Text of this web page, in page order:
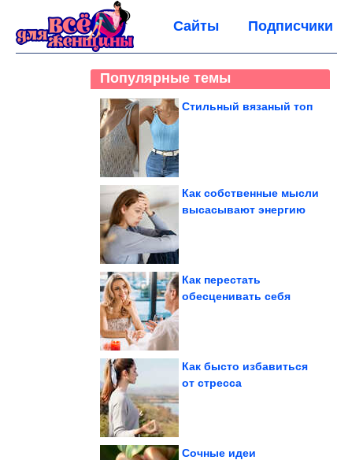
Сайты Подписчики
Популярные темы
Стильный вязаный топ
Как собственные мысли
высасывают энергию
Как перестать
обесценивать себя
Как бысто избавиться
от стресса
Сочные идеи